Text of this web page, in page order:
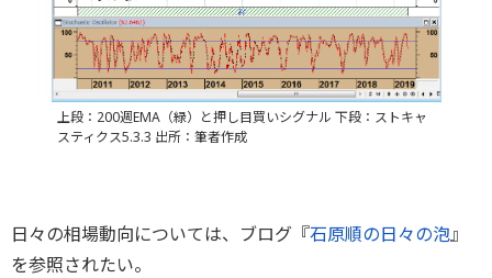
上段：200週EMA（緑）と押し目買いシグナル 下段：ストキャ
スティクス5.3.3 出所：筆者作成
日々の相場動向については、ブログ『石原順の日々の泡』
を参照されたい。